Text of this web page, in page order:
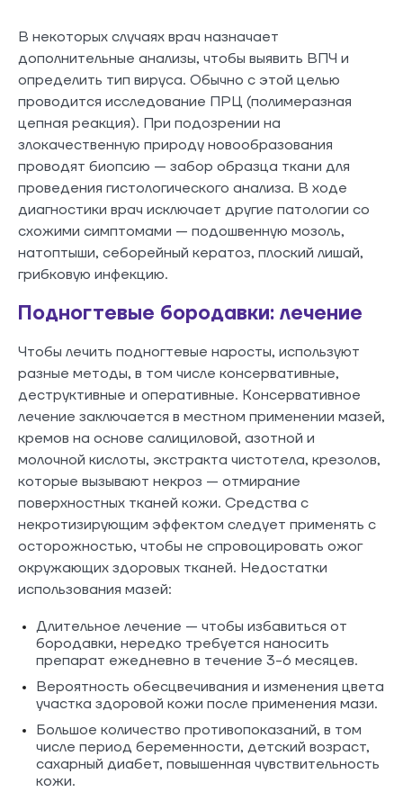
В некоторых случаях врач назначает
дополнительные анализы, чтобы выявить ВПЧ и
определить тип вируса. Обычно с этой целью
проводится исследование ПРЦ (полимеразная
цепная реакция). При подозрении на
злокачественную природу новообразования
проводят биопсию — забор образца ткани для
проведения гистологического анализа. В ходе
диагностики врач исключает другие патологии со
схожими симптомами — подошвенную мозоль,
натоптыши, себорейный кератоз, плоский лишай,
грибковую инфекцию.
Подногтевые бородавки: лечение
Чтобы лечить подногтевые наросты, используют
разные методы, в том числе консервативные,
деструктивные и оперативные. Консервативное
лечение заключается в местном применении мазей,
кремов на основе салициловой, азотной и
молочной кислоты, экстракта чистотела, крезолов,
которые вызывают некроз — отмирание
поверхностных тканей кожи. Средства с
некротизирующим эффектом следует применять с
осторожностью, чтобы не спровоцировать ожог
окружающих здоровых тканей. Недостатки
использования мазей:
Длительное лечение — чтобы избавиться от
бородавки, нередко требуется наносить
препарат ежедневно в течение 3-6 месяцев.
Вероятность обесцвечивания и изменения цвета
участка здоровой кожи после применения мази.
Большое количество противопоказаний, в том
числе период беременности, детский возраст,
сахарный диабет, повышенная чувствительность
кожи.